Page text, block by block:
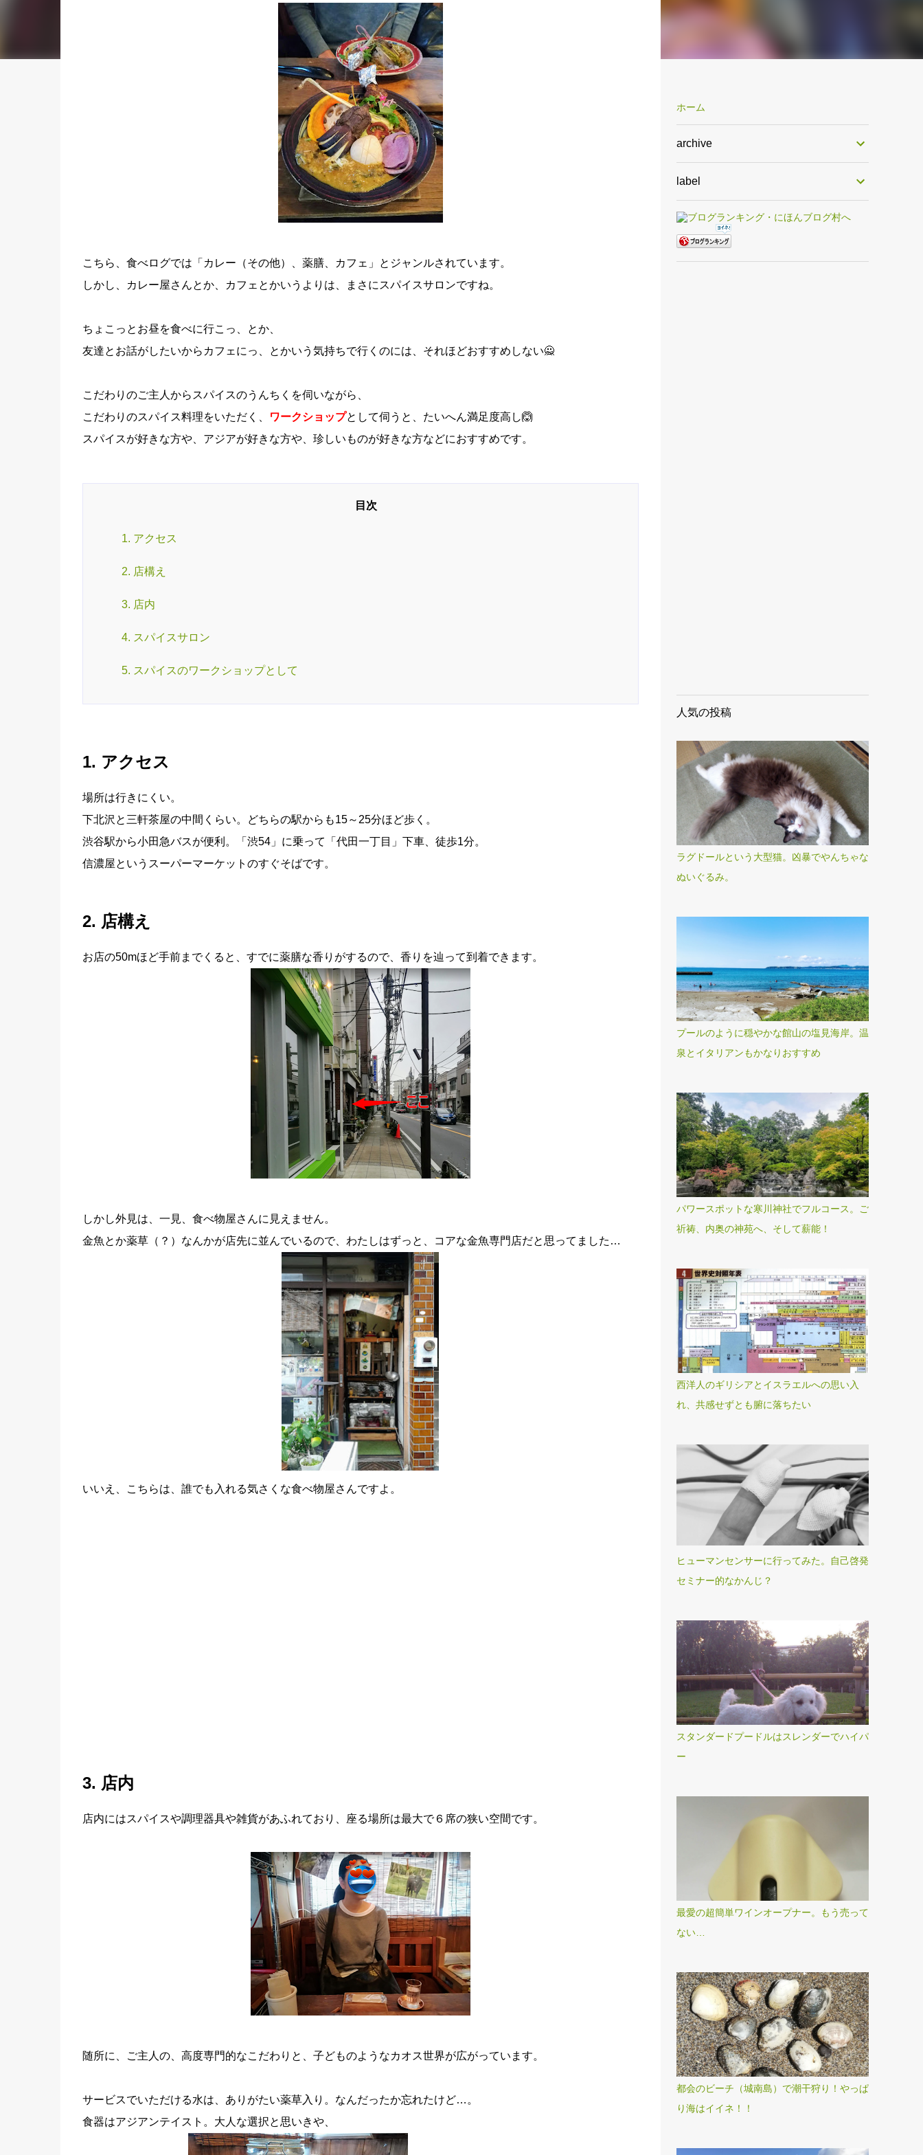
こちら、食べログでは「カレー（その他）、薬膳、カフェ」とジャンルされています。
しかし、カレー屋さんとか、カフェとかいうよりは、まさにスパイスサロンですね。
ちょこっとお昼を食べに行こっ、とか、
友達とお話がしたいからカフェにっ、とかいう気持ちで行くのには、それほどおすすめしない🙅
こだわりのご主人からスパイスのうんちくを伺いながら、
こだわりのスパイス料理をいただく、
ワークショップとして伺うと、たいへん満足度高し🙆
スパイスが好きな方や、アジアが好きな方や、珍しいものが好きな方などにおすすめです。
1. アクセス
2. 店構え
3. 店内
4. スパイスサロン
5. スパイスのワークショップとして
1. アクセス
場所は行きにくい。
下北沢と三軒茶屋の中間くらい。どちらの駅からも15～25分ほど歩く。
渋谷駅から小田急バスが便利。「渋54」に乗って「代田一丁目」下車、徒歩1分。
信濃屋というスーパーマーケットのすぐそばです。
2. 店構え
お店の50mほど手前までくると、すでに薬膳な香りがするので、香りを辿って到着できます。
しかし外見は、一見、食べ物屋さんに見えません。
金魚とか薬草（？）なんかが店先に並んでいるので、わたしはずっと、コアな金魚専門店だと思ってました…
いいえ、こちらは、誰でも入れる気さくな食べ物屋さんですよ。
3. 店内
店内にはスパイスや調理器具や雑貨があふれており、座る場所は最大で６席の狭い空間です。
随所に、ご主人の、高度専門的なこだわりと、子どものようなカオス世界が広がっています。
サービスでいただける水は、ありがたい薬草入り。なんだったか忘れたけど…。
食器はアジアンテイスト。大人な選択と思いきや、
ホーム
archive
label
人気の投稿
ラグドールという大型猫。凶暴でやんちゃな
ぬいぐるみ。
プールのように穏やかな館山の塩見海岸。温
泉とイタリアンもかなりおすすめ
パワースポットな寒川神社でフルコース。ご
祈祷、内奥の神苑へ、そして薪能！
西洋人のギリシアとイスラエルへの思い入
れ、共感せずとも腑に落ちたい
ヒューマンセンサーに行ってみた。自己啓発
セミナー的なかんじ？
スタンダードプードルはスレンダーでハイパ
ー
最愛の超簡単ワインオープナー。もう売って
ない…
都会のビーチ（城南島）で潮干狩り！やっぱ
り海はイイネ！！